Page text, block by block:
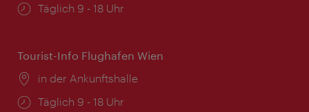
Öffnungszeiten:
Täglich 9 - 18 Uhr
Tourist-Info Flughafen Wien
Ort:
in der Ankunftshalle
Öffnungszeiten:
Täglich 9 - 18 Uhr